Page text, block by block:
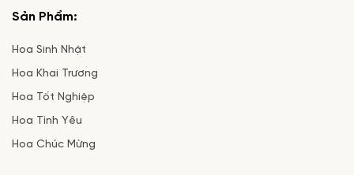
Sản Phẩm:
Hoa Sinh Nhật
Hoa Khai Trương
Hoa Tốt Nghiệp
Hoa Tình Yêu
Hoa Chúc Mừng